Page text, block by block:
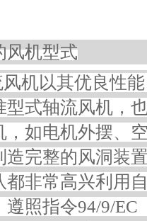
风机型式
优良性能，
型式轴流风机，
如电机外摆、
造完整的风洞装
非常高兴利用
遵照指令94/9/